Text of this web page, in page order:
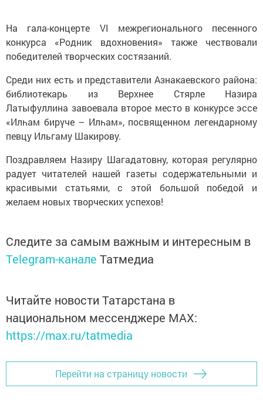
На гала-концерте VI межрегионального песенного
конкурса «Родник вдохновения» также чествовали
победителей творческих состязаний.
Среди них есть и представители Азнакаевского района:
библиотекарь из Верхнее Стярле Назира
Латыфуллина завоевала второе место в конкурсе эссе
«Илһам бирүче – Илһам», посвященном легендарному
певцу Ильгаму Шакирову.
Поздравляем Назиру Шагадатовну, которая регулярно
радует читателей нашей газеты содержательными и
красивыми статьями, с этой большой победой и
желаем новых творческих успехов!
Следите за самым важным и интересным в
Telegram-канале Татмедиа
Читайте новости Татарстана в
национальном мессенджере MАХ:
https://max.ru/tatmedia
Перейти на страницу новости